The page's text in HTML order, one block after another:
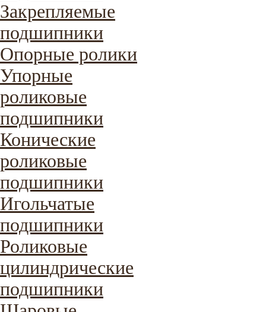
Закрепляемые
подшипники
Опорные ролики
Упорные
роликовые
подшипники
Конические
роликовые
подшипники
Игольчатые
подшипники
Роликовые
цилиндрические
подшипники